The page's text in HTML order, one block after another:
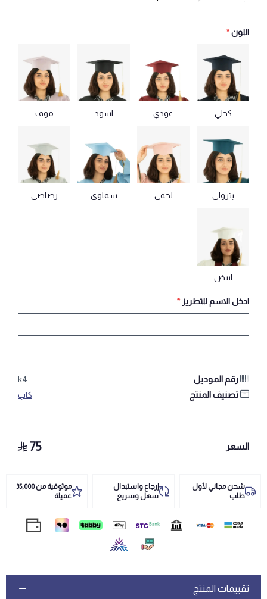
اللون*
كحلي عودي اسود موف
بترولي لحمي سماوي رصاصي
ابيض
ادخل الاسم للتطريز *
رقم الموديل k4
تصنيف المنتج كاب
السعر 75
شحن مجاني لأول
طلب
إرجاع واستبدال
سهل وسريع
موثوقية من 35,000
عميلة
تقييمات المنتج